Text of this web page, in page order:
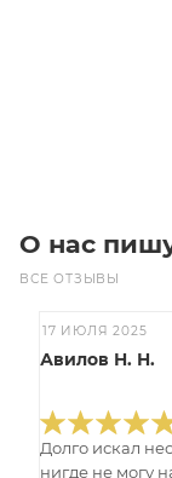
О нас
ВСЕ ОТЗЫВЫ
17 ИЮЛЯ 2025
Авилов Н. Н.
Долго искал
нигде не могу